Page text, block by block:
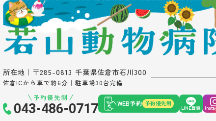
所在地｜〒285-0813 千葉県佐倉市石川300
佐倉ICから車で約6分｜駐車場30台完備
予約優先制
043-486-0717 WEB予約 予約優先制
LINE登録